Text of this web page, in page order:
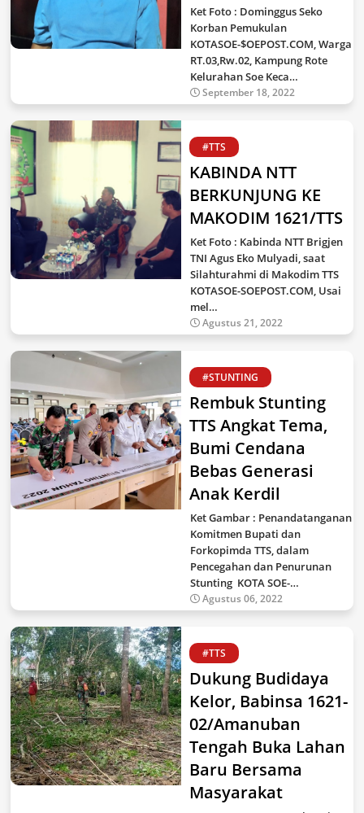
Ket Foto : Dominggus Seko
Korban Pemukulan
KOTASOE-$OEPOST.COM, Warga
RT.03,Rw.02, Kampung Rote
Kelurahan Soe Keca…
September 18, 2022
#TTS
KABINDA NTT
BERKUNJUNG KE
MAKODIM 1621/TTS
Ket Foto : Kabinda NTT Brigjen
TNI Agus Eko Mulyadi, saat
Silahturahmi di Makodim TTS
KOTASOE-SOEPOST.COM, Usai
mel…
Agustus 21, 2022
#STUNTING
Rembuk Stunting
TTS Angkat Tema,
Bumi Cendana
Bebas Generasi
Anak Kerdil
Ket Gambar : Penandatanganan
Komitmen Bupati dan
Forkopimda TTS, dalam
Pencegahan dan Penurunan
Stunting KOTA SOE-…
Agustus 06, 2022
#TTS
Dukung Budidaya
Kelor, Babinsa 1621-
02/Amanuban
Tengah Buka Lahan
Baru Bersama
Masyarakat